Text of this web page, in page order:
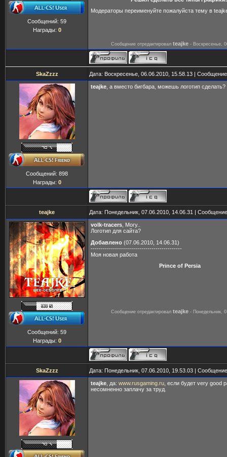
Сообщений: 59
Награды: 0
Модераторы переименуйте пожалуйста тему в
Сообщение отредактировал teajke - Воскресенье,
SkaZzzz Дата: Воскресенье, 06.06.2010, 15.58.13 |
Сообщений: 898
Награды: 0
teajke , а вместо бигбара, можешь логотип сделать?
teajke Дата: Понедельник, 07.06.2010, 14.06.31 |
Сообщений: 59
Награды: 0
volk-tracers , Могу..
Логотип для сайта?
Добавлено (07.06.2010, 14.06.31)
---------------------------------------------
Моя новая работа
Prince of Persia
Сообщение отредактировал teajke - Понедельник,
SkaZzzz Дата: Понедельник, 07.06.2010, 19.53.03 |
teajke , да: www.rusgaming.ru , если будет very good
несомненно заплачу за труд.